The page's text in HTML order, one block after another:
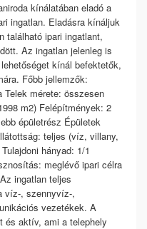
kínálatában eladó a
ingatlan. Eladásra kínáljuk
található ipari ingatlant,
Az ingatlan jelenleg is
kínál befektetők,
Főbb jellemzők:
mérete: összesen
m2) Felépítmények: 2
épületrész Épületek
teljes (víz, villany,
hányad: 1/1
meglévő ipari célra
ingatlan teljes
víz-, szennyvíz-,
vezetékek. A
és aktív, ami a telephely